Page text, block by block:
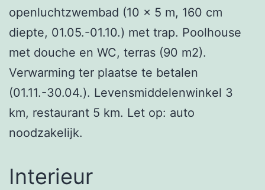
openluchtzwembad (10 x 5 m, 160 cm
diepte, 01.05.-01.10.) met trap. Poolhouse
met douche en WC, terras (90 m2).
Verwarming ter plaatse te betalen
(01.11.-30.04.). Levensmiddelenwinkel 3
km, restaurant 5 km. Let op: auto
noodzakelijk.
Interieur